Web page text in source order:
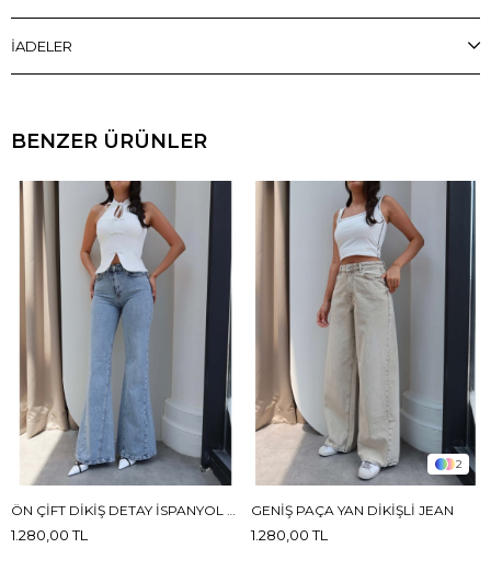
İADELER
BENZER ÜRÜNLER
1.280,00 TL
2
GENIŞ PAÇA YAN DIKIŞLI JEAN
1.280,00 TL